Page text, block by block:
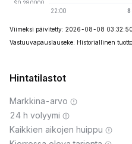
Viimeksi päivitetty: 2026-08-08 03:32:50
Vastuuvapauslauseke: Historiallinen
Hintatilastot
Markkina-arvo
24 h volyymi
Kaikkien aikojen huippu